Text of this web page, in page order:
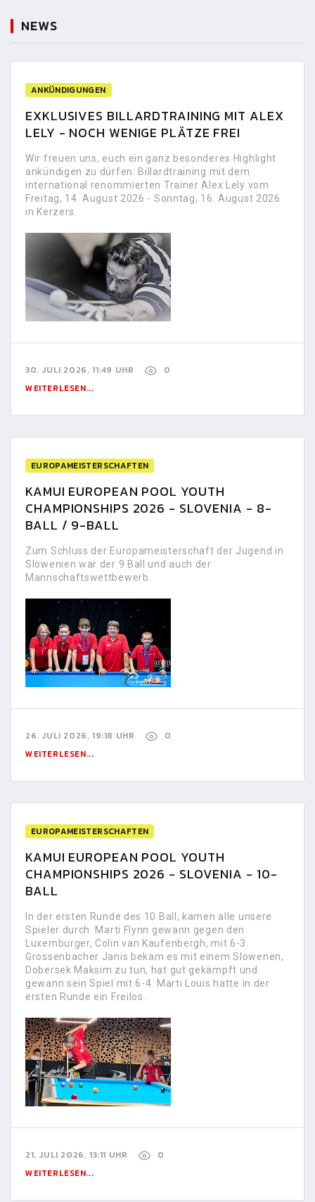
NEWS
ANKÜNDIGUNGEN
EXKLUSIVES BILLARDTRAINING MIT ALEX
LELY - NOCH WENIGE PLÄTZE FREI
Wir freuen uns, euch ein ganz besonderes Highlight
ankündigen zu dürfen: Billardtraining mit dem
international renommierten Trainer Alex Lely vom
Freitag, 14. August 2026 - Sonntag, 16. August 2026
in Kerzers.
30. JULI 2026, 11:49 UHR
0
WEITERLESEN...
EUROPAMEISTERSCHAFTEN
KAMUI EUROPEAN POOL YOUTH
CHAMPIONSHIPS 2026 - SLOVENIA - 8-
BALL / 9-BALL
Zum Schluss der Europameisterschaft der Jugend in
Slowenien war der 9 Ball und auch der
Mannschaftswettbewerb.
26. JULI 2026, 19:18 UHR
0
WEITERLESEN...
EUROPAMEISTERSCHAFTEN
KAMUI EUROPEAN POOL YOUTH
CHAMPIONSHIPS 2026 - SLOVENIA - 10-
BALL
In der ersten Runde des 10 Ball, kamen alle unsere
Spieler durch. Marti Flynn gewann gegen den
Luxemburger, Colin van Kaufenbergh, mit 6-3.
Grossenbacher Janis bekam es mit einem Slowenen,
Dobersek Maksim zu tun, hat gut gekämpft und
gewann sein Spiel mit 6-4. Marti Louis hatte in der
ersten Runde ein Freilos.
21. JULI 2026, 13:11 UHR
0
WEITERLESEN...